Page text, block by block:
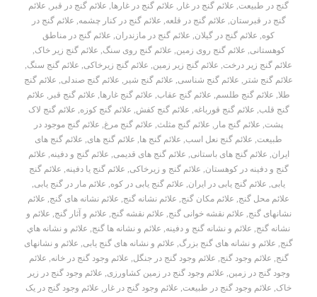
گنج در طبیعت, علائم گنج در غار , علائم گنج در غارها, علائم گنج در قبر , علائم
گنج در قبرستان, علائم گنج در قلعه, علائم گنج در کنار چشمه, علائم گنج در
کوه, علائم گنج در گیلان, علائم گنج در مازندران, علائم گنج در مناطق
کوهستانی, علائم گنج روی زمین, علائم گنج روی سنگ, علائم گنج زیر خاک,
علائم گنج زیر درخت, علائم گنج زیر زمین, علائم گنج زیرخاکی, علائم گنج سنگ,
علائم گنج شتر , علائم گنج شناسی, علائم گنج شیر , علائم گنج صندلی, علائم گنج
طلا, علائم گنج طلسم, علائم گنج عقاب, علائم گنج غارها, علائم گنج قبر , علائم
گنج قلب, علائم گنج قورباغه, علائم گنج کفش, علائم گنج کوزه, علائم گنج لاک
پشت, علائم گنج مار , علائم گنج مثلث, علائم گنج مرغ, علائم گنج موجود در
طبیعت, علائم گنج نعل اسب, علائم گنج ها, علائم گنج های, علائم گنج های
ایران, علائم گنج های باستانی, علائم گنج های قدیمی, علائم گنج و دفینه, علائم
گنج و دفینه در کوهستان, علائم گنج و زیرخاکی, علائم گنج یا دفینه, علائم گنج
یابی, علائم گنج یابی در ایران, علائم گنج یابی در کوه, علائم مار در گنج یابی,
علائم محل گنج, علائم مکان گنج, علائم نشانه گنج, علائم نشانه های گنج, علائم
نشانهای گنج, علائم نقشه خوانی گنج, علائم نقشه گنج, علائم و آثار گنج, علائم و
نشانه گنج, علائم و نشانه گنج و دفینه, علائم و نشانه ها گنج, علائم و نشانه هاي
گنج, علائم و نشانه های گنج بزرگ, علائم و نشانه های گنج یابی, علائم و نشانهای
گنج, علائم وجود گنج, علائم وجود گنج در جنگل, علائم وجود گنج در خانه, علائم
وجود گنج در زمین, علائم وجود گنج در زمین کشاورزی, علائم وجود گنج در زیر
خاک, علائم وجود گنج در طبیعت, علائم وجود گنج در غار , علائم وجود گنج در یک